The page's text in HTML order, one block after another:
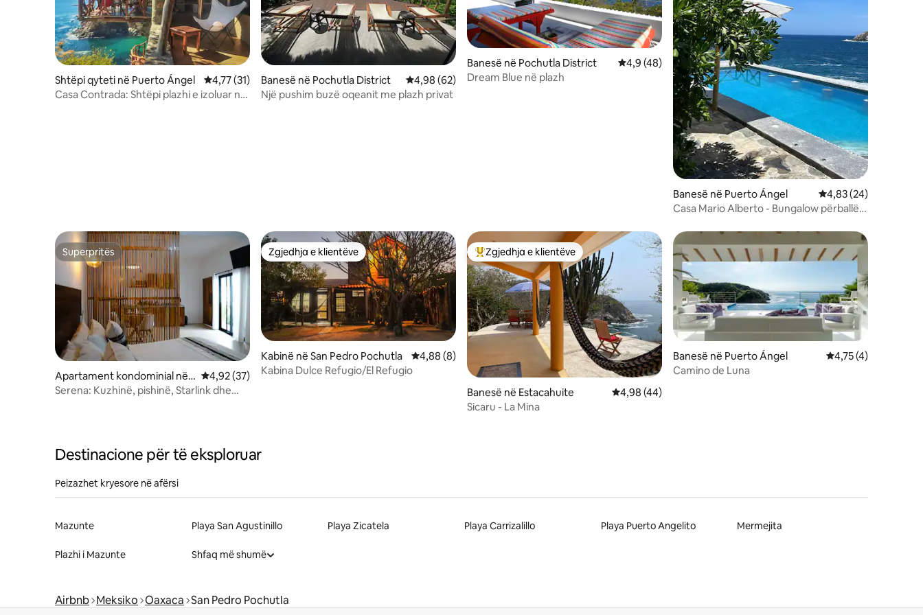
Shtëpi qyteti në Puerto Ángel Vlerësimi mesatar 4,77 nga 5, 31 vlerësime
4,77 (31)
Casa Contrada: Shtëpi plazhi e izoluar në
Banesë në Pochutla District Vlerësimi mesatar 4,98 nga 5, 62 vlerësime
4,98 (62)
Një pushim buzë oqeanit me plazh privat
Banesë në Pochutla District Vlerësimi mesatar 4,9 nga 5, 48 vlerësime
4,9 (48)
Dream Blue në plazh
Banesë në Puerto Ángel Vlerësimi mesatar
4,83 (24)
Casa Mario Alberto - Bungalow përballë
Superpritës
Superpritës
Apartament kondominial në
Zipolite
Vlerësimi mesatar 4,92 nga 5, 37 vlerësime
4,92 (37)
Serena: Kuzhinë, pishinë, Starlink dhe
Zgjedhja e klientëve
Zgjedhja e klientëve
Kabinë në San Pedro Pochutla Vlerësimi mesatar 4,88 nga 5, 8 vlerësime
4,88 (8)
Kabina Dulce Refugio/El Refugio
Më të mirat e zgjedhjeve të klientëve
Zgjedhja e klientëve
Banesë në Estacahuite Vlerësimi mesatar 4,98 nga 5, 44 vlerësime
4,98 (44)
Sicaru - La Mina
Banesë në Puerto Ángel Vlerësimi mesatar
4,75 (4)
Camino de Luna
Destinacione për të eksploruar
Peizazhet kryesore në afërsi
Mazunte Playa San Agustinillo Playa Zicatela Playa Carrizalillo Playa Puerto Angelito Mermejita
Plazhi i Mazunte Shfaq më shumë
Airbnb Meksiko Oaxaca San Pedro Pochutla